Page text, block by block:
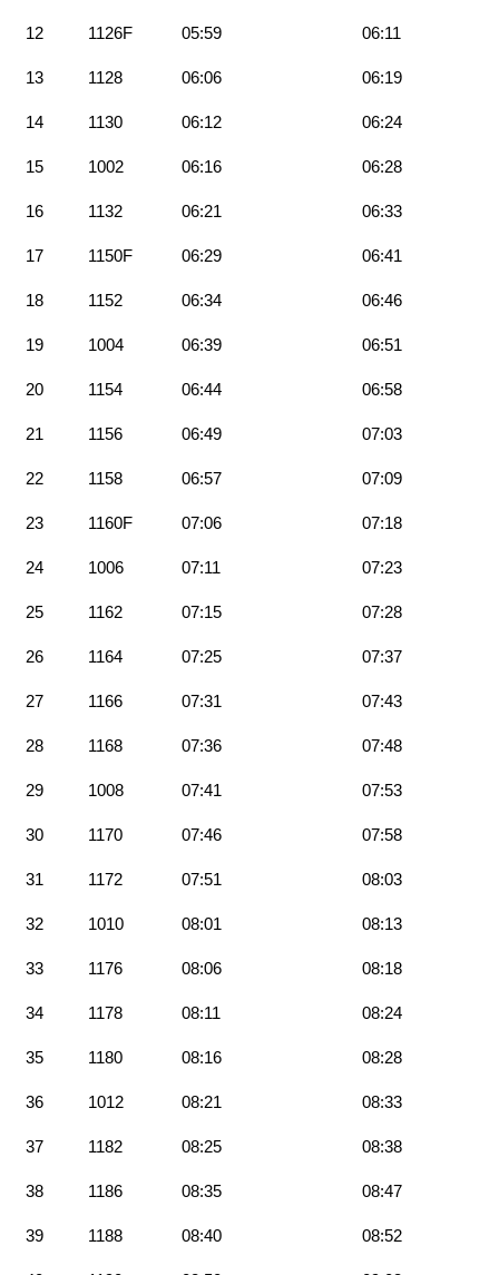
12 1126F 05:59 06:11
13 1128 06:06 06:19
14 1130 06:12 06:24
15 1002 06:16 06:28
16 1132 06:21 06:33
17 1150F 06:29 06:41
18 1152 06:34 06:46
19 1004 06:39 06:51
20 1154 06:44 06:58
21 1156 06:49 07:03
22 1158 06:57 07:09
23 1160F 07:06 07:18
24 1006 07:11 07:23
25 1162 07:15 07:28
26 1164 07:25 07:37
27 1166 07:31 07:43
28 1168 07:36 07:48
29 1008 07:41 07:53
30 1170 07:46 07:58
31 1172 07:51 08:03
32 1010 08:01 08:13
33 1176 08:06 08:18
34 1178 08:11 08:24
35 1180 08:16 08:28
36 1012 08:21 08:33
37 1182 08:25 08:38
38 1186 08:35 08:47
39 1188 08:40 08:52